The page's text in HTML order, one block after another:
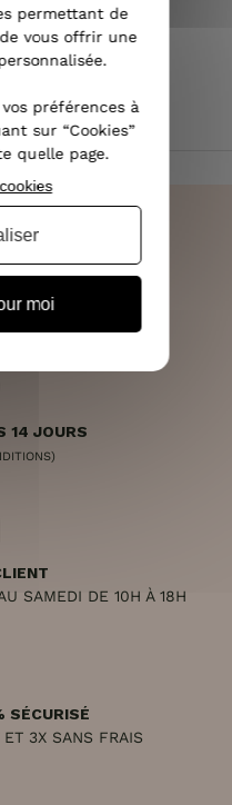
femme >Pantalon
70€
14 JOURS
SAMEDI DE 10H À 18H
SÉCURISÉ
ET 3X SANS FRAIS
permettant de
vous offrir une
préférences à
sur “Cookies”
quelle page.
moi